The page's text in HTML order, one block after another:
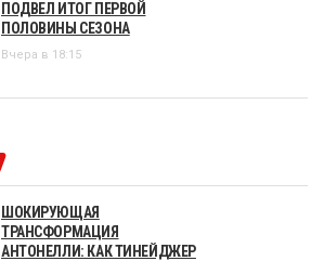
ПОДВЕЛ ИТОГ ПЕРВОЙ
ПОЛОВИНЫ СЕЗОНА
Вчера в 18:15
ШОКИРУЮЩАЯ
ТРАНСФОРМАЦИЯ
АНТОНЕЛЛИ: КАК ТИНЕЙДЖЕР